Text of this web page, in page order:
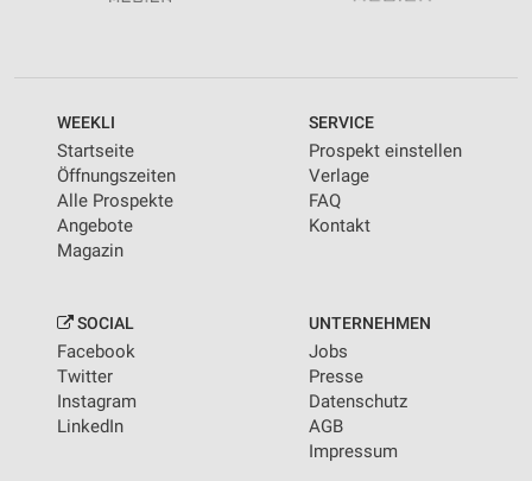
WEEKLI
Startseite
Öffnungszeiten
Alle Prospekte
Angebote
Magazin
SERVICE
Prospekt einstellen
Verlage
FAQ
Kontakt
SOCIAL
Facebook
Twitter
Instagram
LinkedIn
UNTERNEHMEN
Jobs
Presse
Datenschutz
AGB
Impressum